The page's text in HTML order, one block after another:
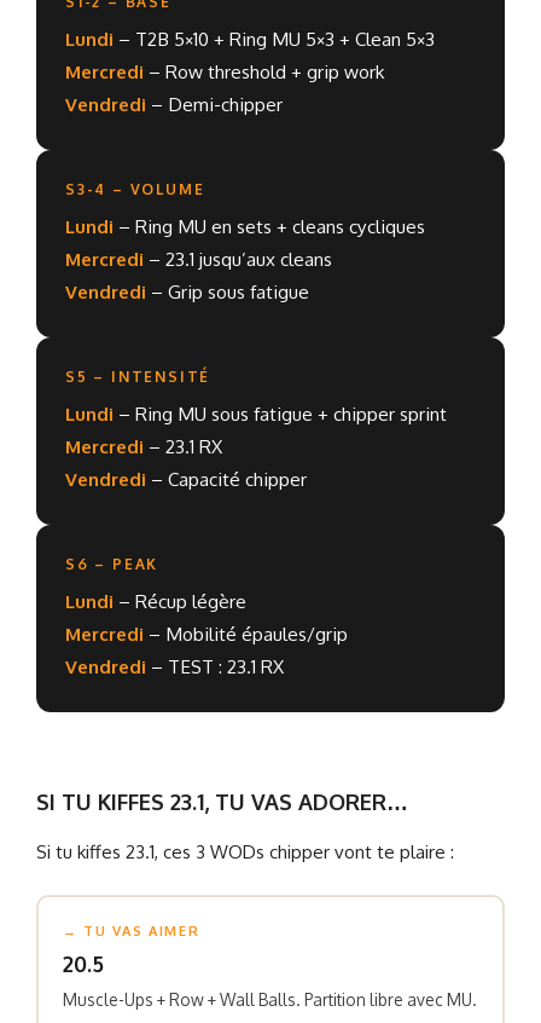
Lundi – T2B 5×10 + Ring MU 5×3 + Clean 5×3
Mercredi – Row threshold + grip work
Vendredi – Demi-chipper
S3-4 – VOLUME
Lundi – Ring MU en sets + cleans cycliques
Mercredi – 23.1 jusqu’aux cleans
Vendredi – Grip sous fatigue
S5 – INTENSITÉ
Lundi – Ring MU sous fatigue + chipper sprint
Mercredi – 23.1 RX
Vendredi – Capacité chipper
S6 – PEAK
Lundi – Récup légère
Mercredi – Mobilité épaules/grip
Vendredi – TEST : 23.1 RX
SI TU KIFFES 23.1, TU VAS ADORER…
Si tu kiffes 23.1, ces 3 WODs chipper vont te plaire :
→ TU VAS AIMER
20.5
Muscle-Ups + Row + Wall Balls. Partition libre avec MU.